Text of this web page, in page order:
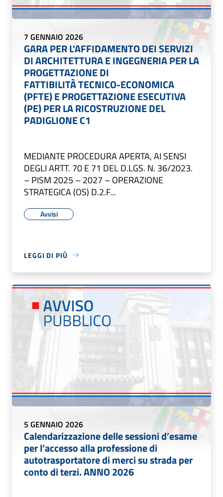
7 GENNAIO 2026
GARA PER L'AFFIDAMENTO DEI SERVIZI
DI ARCHITETTURA E INGEGNERIA PER LA
PROGETTAZIONE DI
FATTIBILITÀ TECNICO-ECONOMICA
(PFTE) E PROGETTAZIONE ESECUTIVA
(PE) PER LA RICOSTRUZIONE DEL
PADIGLIONE C1
MEDIANTE PROCEDURA APERTA, AI SENSI
DEGLI ARTT. 70 E 71 DEL D.LGS. N. 36/2023.
– PISM 2025 – 2027 – OPERAZIONE
STRATEGICA (OS) D.2.F...
Avvisi
LEGGI DI PIÙ
5 GENNAIO 2026
Calendarizzazione delle sessioni d’esame
per l’accesso alla professione di
autotrasportatore di merci su strada per
conto di terzi. ANNO 2026